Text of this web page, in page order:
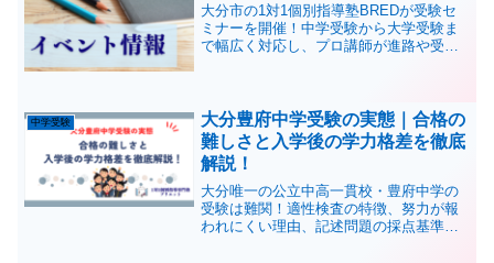
大分市の1対1個別指導塾BREDが受験セ
ミナーを開催！中学受験から大学受験ま
で幅広く対応し、プロ講師が進路や受験
中学受験
大分豊府中学受験の実態｜合格の
難しさと入学後の学力格差を徹底
解説！
大分唯一の公立中高一貫校・豊府中学の
受験は難関！適性検査の特徴、努力が報
われにくい理由、記述問題の採点基準、